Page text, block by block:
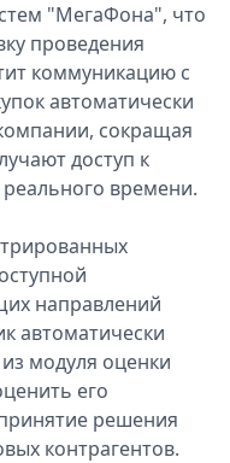
"МегаФона", что
проведения
коммуникацию с
автоматически
сокращая
доступ к
времени.
направлений
автоматически
модуля оценки
его
решения
контрагентов.